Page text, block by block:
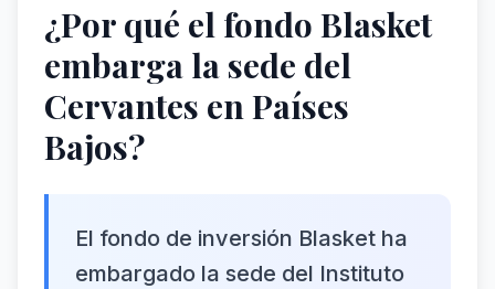
¿Por qué el fondo Blasket
embarga la sede del
Cervantes en Países
Bajos?
El fondo de inversión Blasket ha
embargado la sede del Instituto